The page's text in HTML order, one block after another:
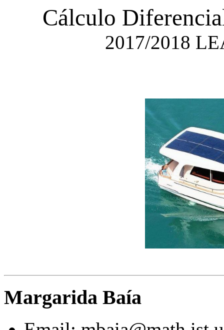
Cálculo
2017/2018
Margarida Baía